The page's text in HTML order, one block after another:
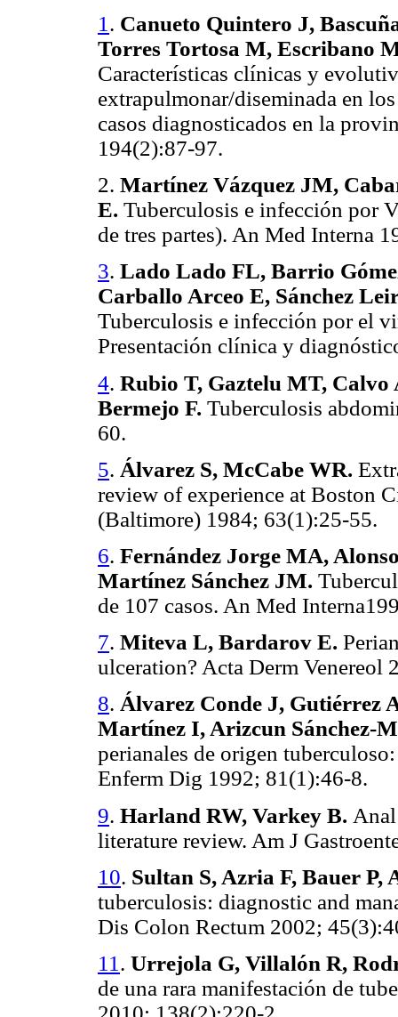
1 . Canueto Quintero J,
Torres Tortosa M, Escribano
Características clínicas y
extrapulmonar/diseminada en
casos diagnosticados en la
194(2):87-97.
2. Martínez Vázquez JM,
E. Tuberculosis e infección por
de tres partes). An Med Interna
3. Lado Lado FL, Barrio
Carballo Arceo E, Sánchez
Tuberculosis e infección por el
Presentación clínica y
4. Rubio T, Gaztelu MT, Calvo
Bermejo F. Tuberculosis
60.
5. Álvarez S, McCabe WR.
review of experience at Boston
(Baltimore) 1984; 63(1):25-55.
6. Fernández Jorge MA,
Martínez Sánchez JM.
de 107 casos. An Med
7. Miteva L, Bardarov E.
ulceration? Acta Derm Venereol
8. Álvarez Conde J, Gutiérrez
Martínez I, Arizcun Sánchez-
perianales de origen
Enferm Dig 1992; 81(1):46-8.
9. Harland RW, Varkey B.
literature review. Am J
10. Sultan S, Azria F, Bauer
tuberculosis: diagnostic and
Dis Colon Rectum 2002;
11 . Urrejola G, Villalón R,
de una rara manifestación de